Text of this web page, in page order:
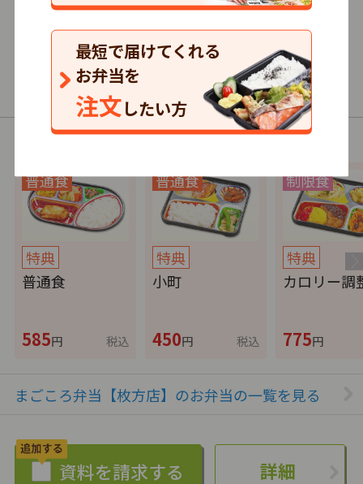
最短で届けてくれる
お弁当を
注文したい方
口コミ0
0円～/1食
単品注文
普通食・介護食・制限食
特典
普通食
585円 税込
特典
小町
450円 税込
特典
カロリー調
775円
まごころ弁当【枚方店】のお弁当の一覧を見る
詳細